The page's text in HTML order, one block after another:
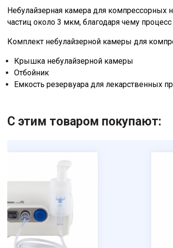
Небулайзерная камера для компрессорных
частиц около 3 мкм, благодаря чему
Комплект небулайзерной камеры для
Крышка небулайзерной камеры
Отбойник
Емкость резервуара для лекарственных
С этим товаром покупают: